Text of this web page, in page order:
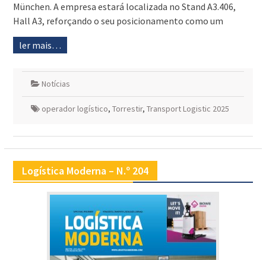
München. A empresa estará localizada no Stand A3.406,
Hall A3, reforçando o seu posicionamento como um
ler mais…
Notícias
operador logístico, Torrestir, Transport Logistic 2025
Logística Moderna – N.º 204